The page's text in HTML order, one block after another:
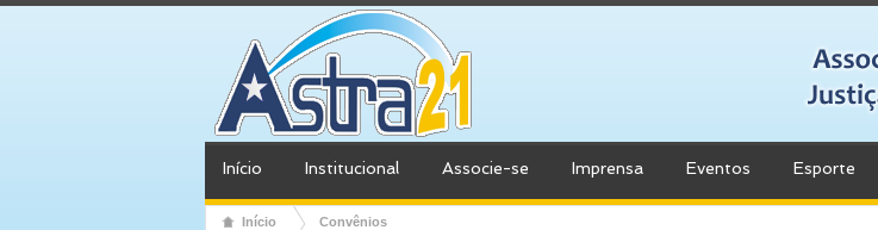
Início Institucional Associe-se Imprensa Eventos Esporte
Início Convênios